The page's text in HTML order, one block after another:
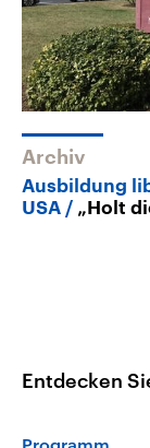
Archiv
Ausbildung
USA
„Holt
Entdecken